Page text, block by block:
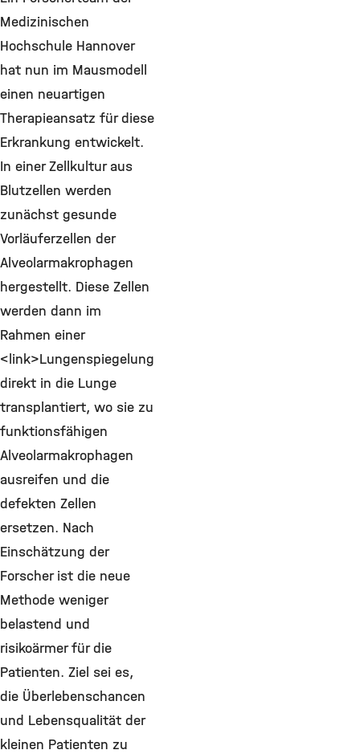
Medizinischen
Hochschule Hannover
hat nun im Mausmodell
einen neuartigen
Therapieansatz für diese
Erkrankung entwickelt.
In einer Zellkultur aus
Blutzellen werden
zunächst gesunde
Vorläuferzellen der
Alveolarmakrophagen
hergestellt. Diese Zellen
werden dann im
Rahmen einer
<link>Lungenspiegelung
direkt in die Lunge
transplantiert, wo sie zu
funktionsfähigen
Alveolarmakrophagen
ausreifen und die
defekten Zellen
ersetzen. Nach
Einschätzung der
Forscher ist die neue
Methode weniger
belastend und
risikoärmer für die
Patienten. Ziel sei es,
die Überlebenschancen
und Lebensqualität der
kleinen Patienten zu